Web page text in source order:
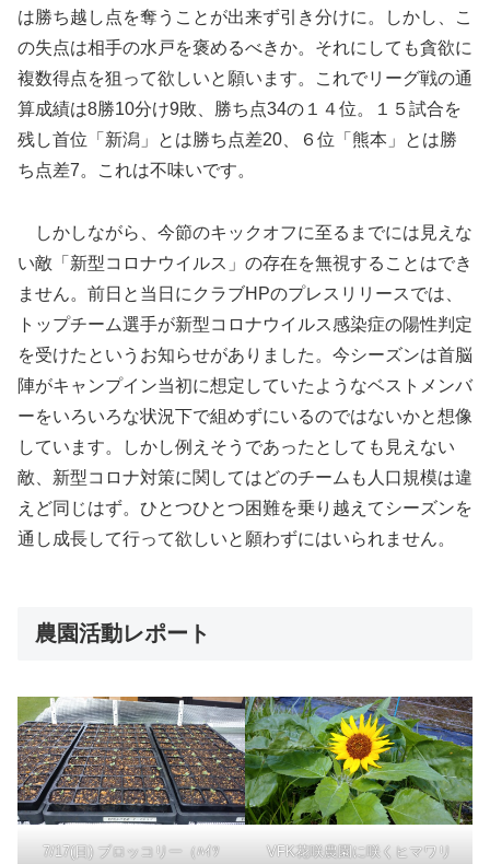
は勝ち越し点を奪うことが出来ず引き分けに。しかし、こ
の失点は相手の水戸を褒めるべきか。それにしても貪欲に
複数得点を狙って欲しいと願います。これでリーグ戦の通
算成績は8勝10分け9敗、勝ち点34の１４位。１５試合を
残し首位「新潟」とは勝ち点差20、６位「熊本」とは勝
ち点差7。これは不味いです。
しかしながら、今節のキックオフに至るまでには見えな
い敵「新型コロナウイルス」の存在を無視することはでき
ません。前日と当日にクラブHPのプレスリリースでは、
トップチーム選手が新型コロナウイルス感染症の陽性判定
を受けたというお知らせがありました。今シーズンは首脳
陣がキャンプイン当初に想定していたようなベストメンバ
ーをいろいろな状況下で組めずにいるのではないかと想像
しています。しかし例えそうであったとしても見えない
敵、新型コロナ対策に関してはどのチームも人口規模は違
えど同じはず。ひとつひとつ困難を乗り越えてシーズンを
通し成長して行って欲しいと願わずにはいられません。
農園活動レポート
7/17(日) ブロッコリー（ﾊｲﾂ
VFK花咲農園に咲くヒマワリ